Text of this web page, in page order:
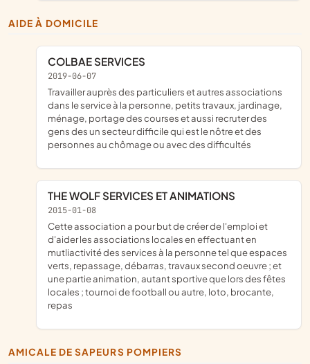
AIDE À DOMICILE
COLBAE SERVICES
2019-06-07
travailler auprès des particuliers et autres associations
dans le service à la personne, petits travaux, jardinage,
ménage, portage des courses et aussi recruter des
gens des un secteur difficile qui est le nôtre et des
personnes au chômage ou avec des difficultés
THE WOLF SERVICES ET ANIMATIONS
2015-01-08
cette association a pour but de créer de l'emploi et
d'aider les associations locales en effectuant en
mutliactivité des services à la personne tel que espaces
verts, repassage, débarras, travaux second oeuvre ; et
une partie animation, autant sportive que lors des fêtes
locales ; tournoi de football ou autre, loto, brocante,
repas
AMICALE DE SAPEURS POMPIERS